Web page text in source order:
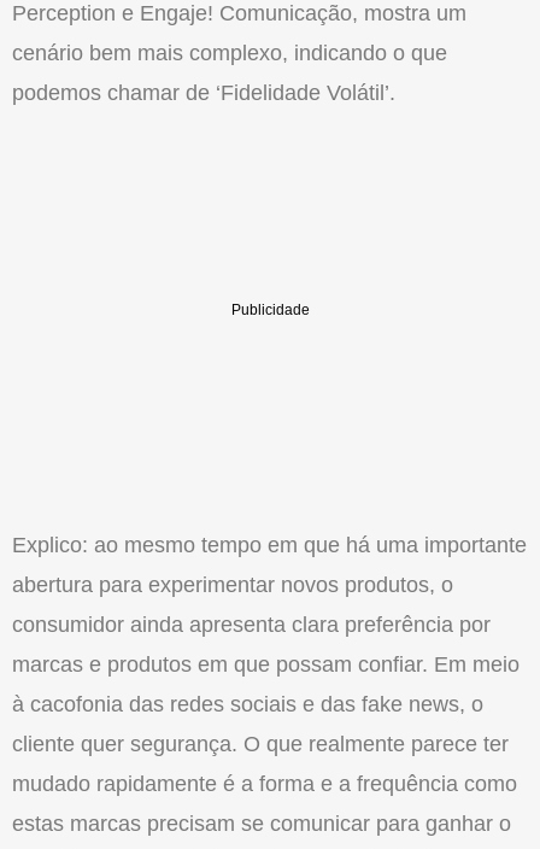
Perception e Engaje! Comunicação, mostra um
cenário bem mais complexo, indicando o que
podemos chamar de ‘Fidelidade Volátil’.
Explico: ao mesmo tempo em que há uma importante
abertura para experimentar novos produtos, o
consumidor ainda apresenta clara preferência por
marcas e produtos em que possam confiar. Em meio
à cacofonia das redes sociais e das fake news, o
cliente quer segurança. O que realmente parece ter
mudado rapidamente é a forma e a frequência como
estas marcas precisam se comunicar para ganhar o